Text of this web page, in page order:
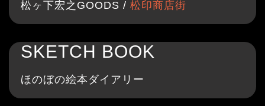
松ヶ下宏之GOODS / 松印商店街
SKETCH BOOK
ほのぼの絵本ダイアリー